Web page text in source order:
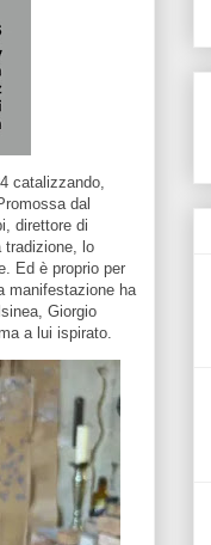
catalizzando,
dal
direttore di
tradizione, lo
Ed è proprio per
manifestazione ha
Giorgio
a lui ispirato.